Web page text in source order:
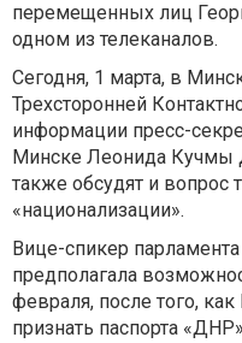
перемещенных лиц
одном из телеканалов.
Сегодня, 1 марта, в
Трехсторонней
информации пресс-
Минске Леонида Кучмы
также обсудят и вопрос
«национализации».
Вице-спикер
предполагала
февраля, после того,
признать паспорта